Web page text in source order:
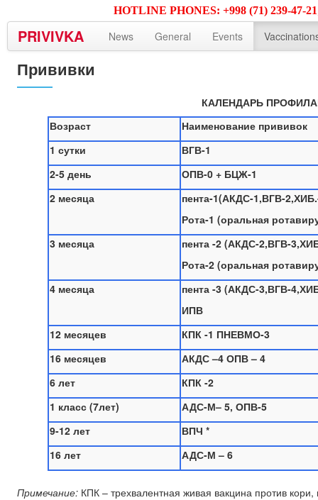
HOTLINE PHONES: +998 (71) 239-47-
PRIVIVKA News General Events
Прививки
КАЛЕНДАРЬ
Возраст
Наименование прививок
1 сутки
ВГВ-1
2-5 день
ОПВ-0 + БЦЖ-1
2 месяца
пента-1(АКДС-1,ВГВ-
Рота-1 (оральная
3 месяца
пента -2 (АКДС-2,ВГВ-
Рота-2 (оральная
4 месяца
пента -3 (АКДС-3,ВГВ-
ИПВ
12 месяцев
КПК -1 ПНЕВМО-3
16 месяцев
АКДС –4 ОПВ – 4
6 лет
КПК -2
1 класс (7лет)
АДС-М– 5, ОПВ-5
9-12 лет
ВПЧ *
16 лет
АДС-М – 6
Примечание: КПК – трехвалентная живая вакцина против кори,